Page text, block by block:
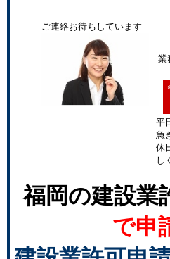
ご連絡お待ちしています
業
平
急
休
し
福岡の建設業
で申